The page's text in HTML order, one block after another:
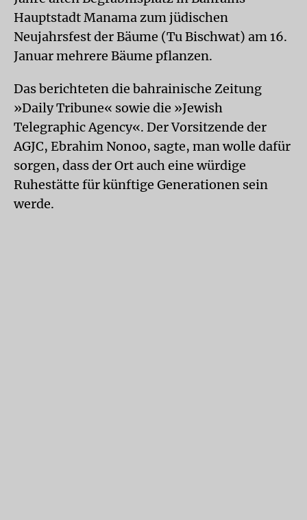
Hauptstadt Manama zum jüdischen
Neujahrsfest der Bäume (Tu Bischwat) am 16.
Januar mehrere Bäume pflanzen.
Das berichteten die bahrainische Zeitung
»Daily Tribune« sowie die »Jewish
Telegraphic Agency«. Der Vorsitzende der
AGJC, Ebrahim Nonoo, sagte, man wolle dafür
sorgen, dass der Ort auch eine würdige
Ruhestätte für künftige Generationen sein
werde.